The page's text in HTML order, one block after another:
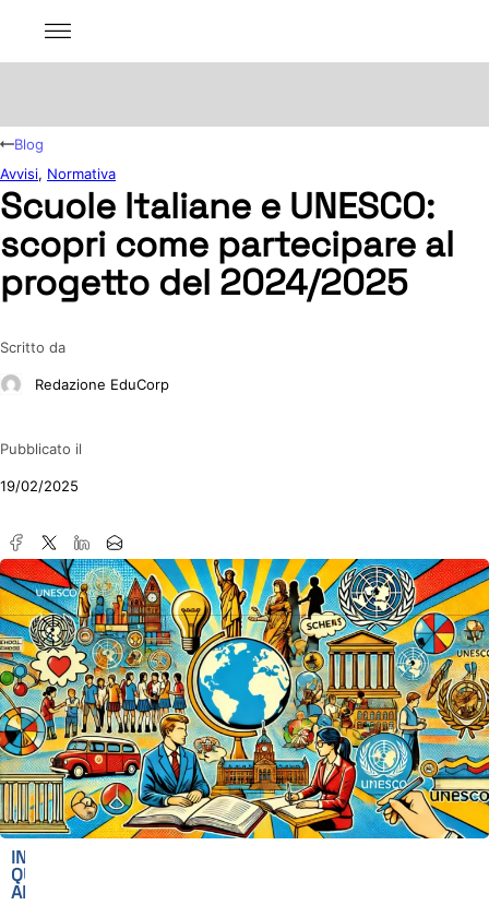
Scuole Italiane e UNESCO:
scopri come partecipare al
progetto del 2024/2025
Scritto da
Redazione EduCorp
Pubblicato il
19/02/2025
Blog
Avvisi, Normativa
IN
QUESTO
ARTICOLO